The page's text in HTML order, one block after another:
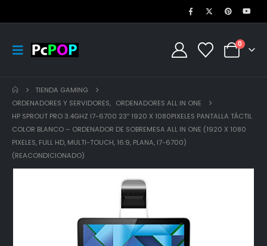
0
TIENDA GAMING
ORDENADORES Y SERVIDORES, ORDENADORES ALL IN ONE
HP SPROUT PRO 3.4GHZ I7-6700 23″ 1920 X 1080PIXELES PANTALLA TÁCTIL
COLOR BLANCO – ORDENADOR DE SOBREMESA ALL IN ONE (1920 X 1080
PIXELES, FULL HD, MULTI-TOUCH, 16:9, PLANA, I7-6700)
(REACONDICIONADO)